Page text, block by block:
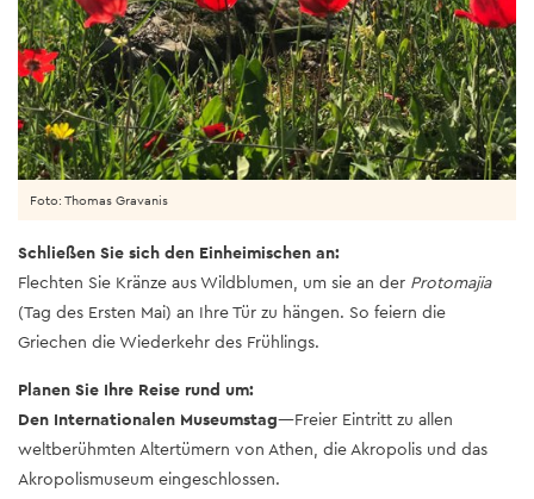
Schließen Sie sich den Einheimischen an:
Flechten Sie Kränze aus Wildblumen, um sie an der Protomajia
(Tag des Ersten Mai) an Ihre Tür zu hängen. So feiern die
Griechen die Wiederkehr des Frühlings.
Planen Sie Ihre Reise rund um:
Den Internationalen Museumstag—Freier Eintritt zu allen
weltberühmten Altertümern von Athen, die Akropolis und das
Akropolismuseum eingeschlossen.
Foto: Thomas Gravanis